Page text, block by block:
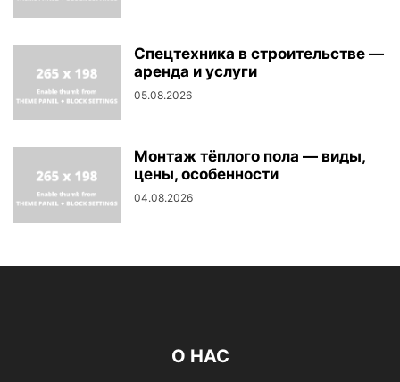
Спецтехника в строительстве —
аренда и услуги
05.08.2026
Монтаж тёплого пола — виды,
цены, особенности
04.08.2026
О НАС